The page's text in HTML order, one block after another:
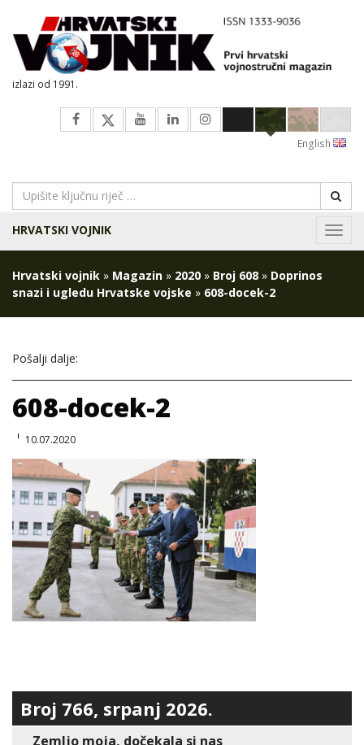
izlazi od 1991.
English
HRVATSKI VOJNIK
Hrvatski vojnik » Magazin » 2020 » Broj 608 » Doprinos
snazi i ugledu Hrvatske vojske » 608-docek-2
Pošalji dalje:
608-docek-2
10.07.2020
Broj 766, srpanj 2026.
Zemljo moja, dočekala si nas